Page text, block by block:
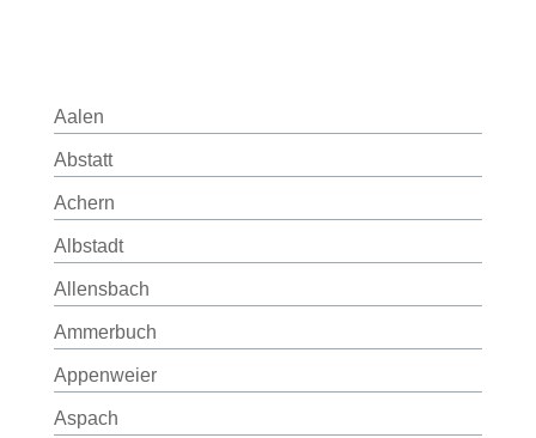
Aalen
Abstatt
Achern
Albstadt
Allensbach
Ammerbuch
Appenweier
Aspach